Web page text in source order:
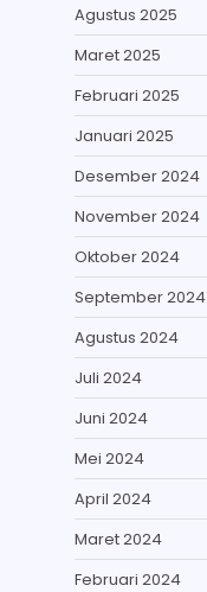
Agustus 2025
Maret 2025
Februari 2025
Januari 2025
Desember 2024
November 2024
Oktober 2024
September 2024
Agustus 2024
Juli 2024
Juni 2024
Mei 2024
April 2024
Maret 2024
Februari 2024